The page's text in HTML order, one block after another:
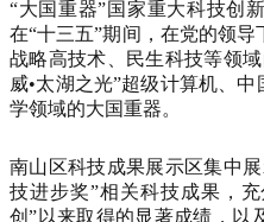
“大国重器”国家重大科技创
在“十三五”期间，在党的领导
战略高技术、民生科技等领
威•太湖之光”超级计算机、
学领域的大国重器。
南山区科技成果展示区集中
技进步奖”相关科技成果，
创”以来取得的显著成绩，以